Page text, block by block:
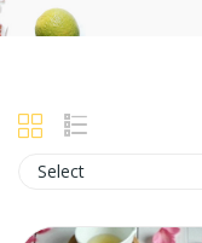
Select